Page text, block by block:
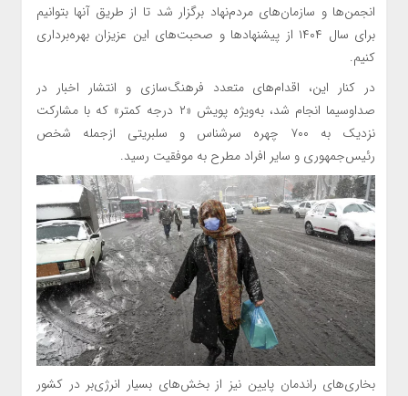
انجمن‌ها و سازمان‌های مردم‌نهاد برگزار شد تا از طریق آنها بتوانیم
برای سال ۱۴۰۴ از پیشنهاد‌ها و صحبت‌های این عزیزان بهره‌برداری
کنیم.
در کنار این، اقدام‌های متعدد فرهنگ‌سازی و انتشار اخبار در
صداوسیما انجام شد، به‌ویژه پویش «۲ درجه کمتر» که با مشارکت
نزدیک به ۷۰۰ چهره سرشناس و سلبریتی ازجمله شخص
رئیس‌جمهوری و سایر افراد مطرح به موفقیت رسید.
بخاری‌های راندمان پایین نیز از بخش‌های بسیار انرژی‌بر در کشور